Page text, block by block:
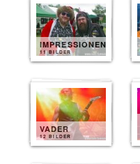
IMPRESSIONEN
11 BILDER
VADER
12 BILDER